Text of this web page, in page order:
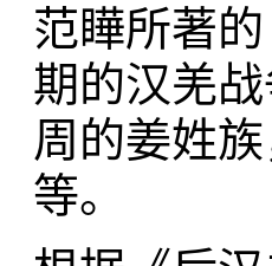
范瞱所著
期的汉羌
周的姜姓
等。